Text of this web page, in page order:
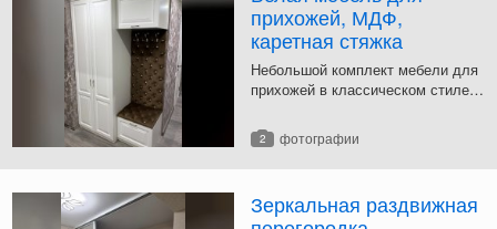
прихожей, МДФ,
каретная стяжка
Небольшой комплект мебели для
прихожей в классическом стиле.
Скамейка и место для одежды
отделаны каретной стяжкой.
2 фотографии
Зеркальная раздвижная